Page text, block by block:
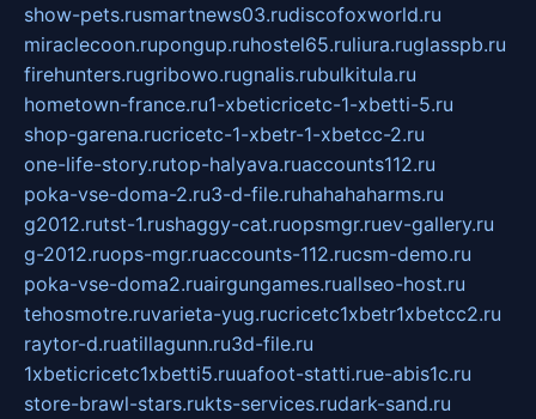
show-pets.rusmartnews03.rudiscofoxworld.ru
miraclecoon.rupongup.ruhostel65.ruliura.ruglasspb.ru
firehunters.rugribowo.rugnalis.rubulkitula.ru
hometown-france.ru1-xbeticricetc-1-xbetti-5.ru
shop-garena.rucricetc-1-xbetr-1-xbetcc-2.ru
one-life-story.rutop-halyava.ruaccounts112.ru
poka-vse-doma-2.ru3-d-file.ruhahahaharms.ru
g2012.rutst-1.rushaggy-cat.ruopsmgr.ruev-gallery.ru
g-2012.ruops-mgr.ruaccounts-112.rucsm-demo.ru
poka-vse-doma2.ruairgungames.ruallseo-host.ru
tehosmotre.ruvarieta-yug.rucricetc1xbetr1xbetcc2.ru
raytor-d.ruatillagunn.ru3d-file.ru
1xbeticricetc1xbetti5.ruuafoot-statti.rue-abis1c.ru
store-brawl-stars.rukts-services.rudark-sand.ru